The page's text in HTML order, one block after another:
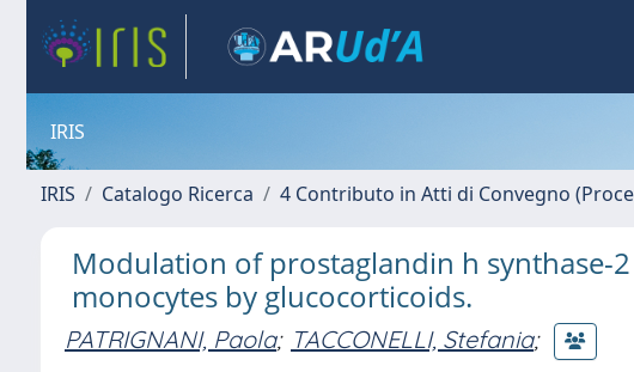
IRIS
IRIS Catalogo Ricerca 4 Contributo in Atti di Convegno
Modulation of prostaglandin h synthase-
monocytes by glucocorticoids.
PATRIGNANI, Paola; TACCONELLI, Stefania;